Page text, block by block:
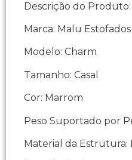
Descrição do Produto:
Marca: Malu Estofados
Modelo: Charm
Tamanho: Casal
Cor: Marrom
Peso Suportado por
Material da Estrutura: